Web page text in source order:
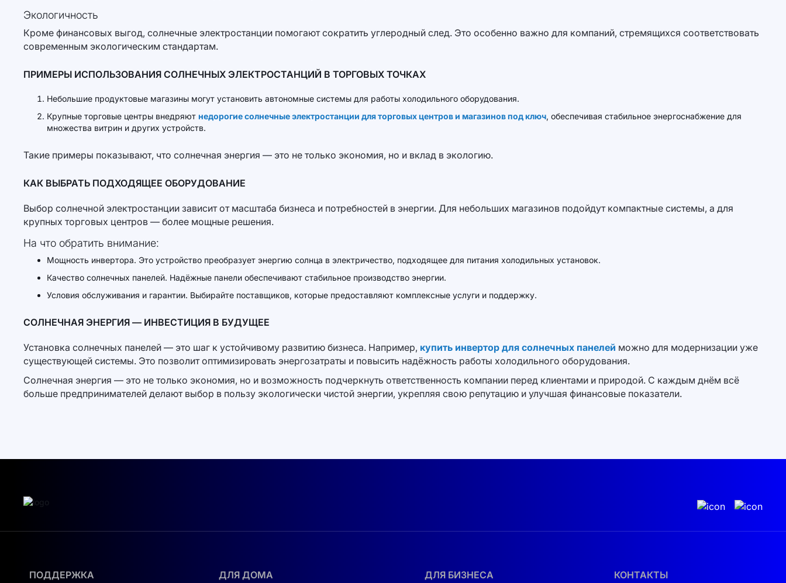
Экологичность
Кроме финансовых выгод, солнечные электростанции помогают сократить углеродный след. Это особенно важно для компаний, стремящихся соответствовать
современным экологическим стандартам.
ПРИМЕРЫ ИСПОЛЬЗОВАНИЯ СОЛНЕЧНЫХ ЭЛЕКТРОСТАНЦИЙ В ТОРГОВЫХ ТОЧКАХ
Небольшие продуктовые магазины могут установить автономные системы для работы холодильного оборудования.
Крупные торговые центры внедряют недорогие солнечные электростанции для торговых центров и магазинов под ключ, обеспечивая стабильное энергоснабжение для
множества витрин и других устройств.
Такие примеры показывают, что солнечная энергия — это не только экономия, но и вклад в экологию.
КАК ВЫБРАТЬ ПОДХОДЯЩЕЕ ОБОРУДОВАНИЕ
Выбор солнечной электростанции зависит от масштаба бизнеса и потребностей в энергии. Для небольших магазинов подойдут компактные системы, а для
крупных торговых центров — более мощные решения.
На что обратить внимание:
Мощность инвертора. Это устройство преобразует энергию солнца в электричество, подходящее для питания холодильных установок.
Качество солнечных панелей. Надёжные панели обеспечивают стабильное производство энергии.
Условия обслуживания и гарантии. Выбирайте поставщиков, которые предоставляют комплексные услуги и поддержку.
СОЛНЕЧНАЯ ЭНЕРГИЯ — ИНВЕСТИЦИЯ В БУДУЩЕЕ
Установка солнечных панелей — это шаг к устойчивому развитию бизнеса. Например, купить инвертор для солнечных панелей можно для модернизации уже
существующей системы. Это позволит оптимизировать энергозатраты и повысить надёжность работы холодильного оборудования.
Солнечная энергия — это не только экономия, но и возможность подчеркнуть ответственность компании перед клиентами и природой. С каждым днём всё
больше предпринимателей делают выбор в пользу экологически чистой энергии, укрепляя свою репутацию и улучшая финансовые показатели.
ПОДДЕРЖКА ДЛЯ ДОМА ДЛЯ БИЗНЕСА КОНТАКТЫ